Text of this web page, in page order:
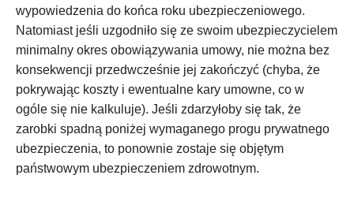
wypowiedzenia do końca roku ubezpieczeniowego.
Natomiast jeśli uzgodniło się ze swoim ubezpieczycielem
minimalny okres obowiązywania umowy, nie można bez
konsekwencji przedwcześnie jej zakończyć (chyba, że
pokrywając koszty i ewentualne kary umowne, co w
ogóle się nie kalkuluje). Jeśli zdarzyłoby się tak, że
zarobki spadną poniżej wymaganego progu prywatnego
ubezpieczenia, to ponownie zostaje się objętym
państwowym ubezpieczeniem zdrowotnym.